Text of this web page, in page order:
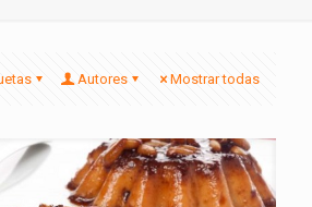
Autores Mostrar todas